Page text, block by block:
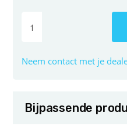
Neem contact met je
Bijpassende